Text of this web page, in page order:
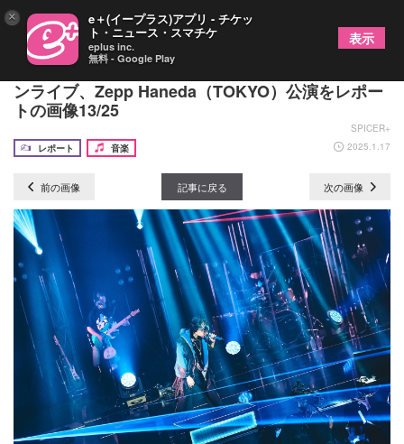
ポケカメン 新曲も初披露した約3年ぶりのワンマ
ンライブ、Zepp Haneda（TOKYO）公演をレポー
トの画像13/25
SPICER+
レポート
音楽 2025.1.17
前の画像 記事に戻る 次の画像
× e＋(イープラス)アプリ - チケッ
ト・ニュース・スマチケ
eplus inc.
無料 - Google Play
表示